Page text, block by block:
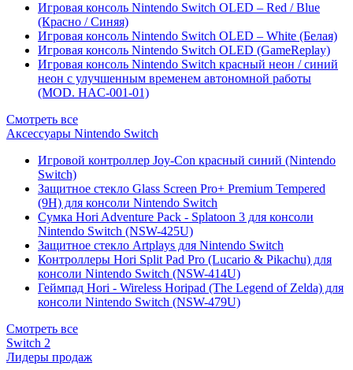
Игровая консоль Nintendo Switch OLED – Red / Blue
(Красно / Синяя)
Игровая консоль Nintendo Switch OLED – White (Белая)
Игровая консоль Nintendo Switch OLED (GameReplay)
Игровая консоль Nintendo Switch красный неон / синий
неон с улучшенным временем автономной работы
(MOD. HAC-001-01)
Смотреть все
Аксессуары Nintendo Switch
Игровой контроллер Joy-Con красный синий (Nintendo
Switch)
Защитное стекло Glass Screen Pro+ Premium Tempered
(9H) для консоли Nintendo Switch
Сумка Hori Adventure Pack - Splatoon 3 для консоли
Nintendo Switch (NSW-425U)
Защитное стекло Artplays для Nintendo Switch
Контроллеры Hori Split Pad Pro (Lucario & Pikachu) для
консоли Nintendo Switch (NSW-414U)
Геймпад Hori - Wireless Horipad (The Legend of Zelda) для
консоли Nintendo Switch (NSW-479U)
Смотреть все
Switch 2
Лидеры продаж